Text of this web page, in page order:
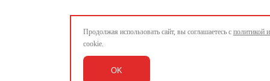
Продолжая использовать сайт, вы соглашаетесь с политикой
cookie.
OK